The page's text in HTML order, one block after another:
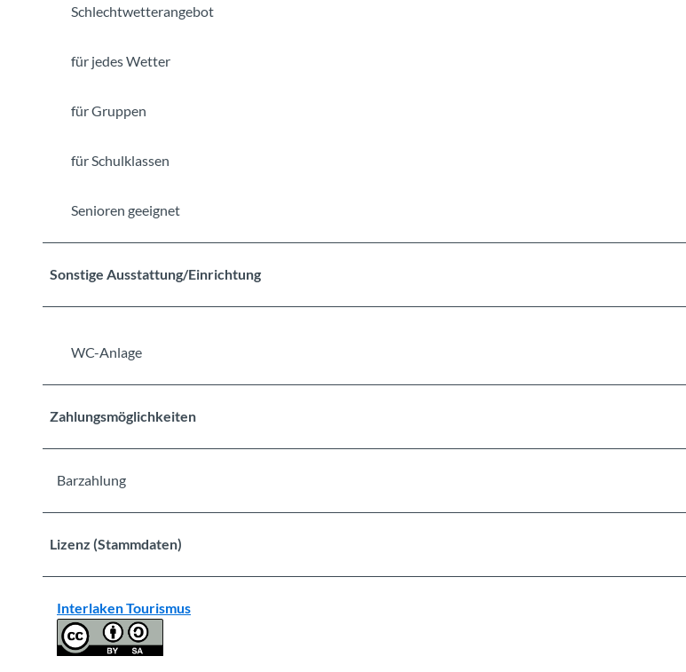
Schlechtwetterangebot
für jedes Wetter
für Gruppen
für Schulklassen
Senioren geeignet
Sonstige Ausstattung/Einrichtung
WC-Anlage
Zahlungsmöglichkeiten
Barzahlung
Lizenz (Stammdaten)
Interlaken Tourismus